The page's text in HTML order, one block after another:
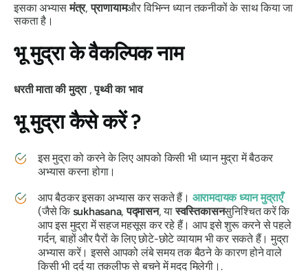
इसका अभ्यासमंत्र,प्राणायामऔर विभिन्न ध्यान तकनीकों के साथ किया जा
सकता है।
भू मुद्राके वैकल्पिक नाम
धरतीमाताकीमुद्रा,पृथ्वीकाभाव
भू मुद्राकैसे करें ?
इसमुद्रा कोकरने के लिए आपको किसी भी ध्यान मुद्रा में बैठकर
अभ्यास करना होगा।
आप बैठकर इसका अभ्यास कर सकते हैं। आरामदायक ध्यान मुद्राएँ
(जैसे कि sukhasana,पद्मासन, यास्वस्तिकासनसुनिश्चित करें कि
आप इस मुद्रा में सहज महसूस कर रहे हैं। आप इसे शुरू करने से पहले
गर्दन, बाहों और पैरों के लिए छोटे-छोटे व्यायाम भी कर सकते हैं।मुद्रा
अभ्यास करें। इससे आपको लंबे समय तक बैठने के कारण होने वाले
किसी भी दर्द या तकलीफ से बचने में मदद मिलेगी।.